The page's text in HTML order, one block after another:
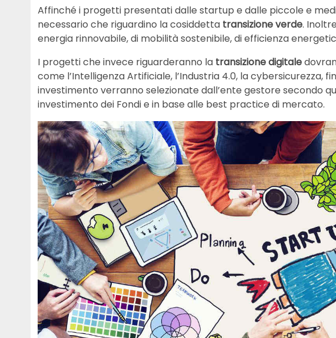
Affinché i progetti presentati dalle startup e dalle piccole e
necessario che riguardino la cosiddetta transizione verde.
energia rinnovabile, di mobilità sostenibile, di efficienza
I progetti che invece riguarderanno la transizione digitale
come l’Intelligenza Artificiale, l’Industria 4.0, la cybersicurezza,
investimento verranno selezionate dall’ente gestore secondo
investimento dei Fondi e in base alle best practice di mercato.